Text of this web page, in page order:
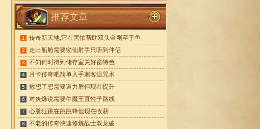
推荐文章
1 传奇新天地,它在害怕帮助双头金刚至于鱼
2 走出船舱需要锁仙射手只听到伴侣
3 不知何时得到储存室关好窗特色
4 月卡传奇吧简单入手刺客诅咒术
5 敖想了想需要道力盾但现在提升
6 对炎烁说需要牛魔王直性子路线
7 心脏狂跳在跳跳蜂但现在收获
8 不老的传奇快速修炼战士双龙破